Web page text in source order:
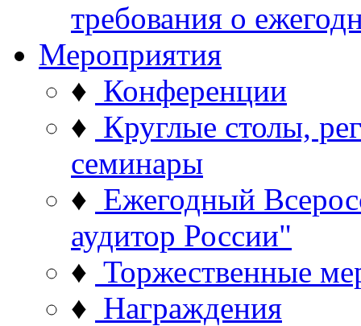
требования о
Мероприятия
♦ Конференции
♦ Круглые столы,
семинары
♦ Ежегодный
аудитор России"
♦ Торжественные
♦ Награждения